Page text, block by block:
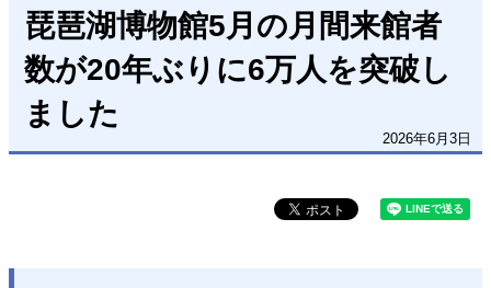
琵琶湖博物館5月の月間来館者
数が20年ぶりに6万人を突破し
ました
2026年6月3日